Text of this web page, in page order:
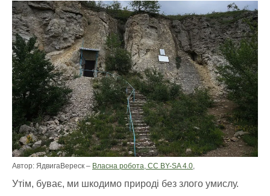
Автор: ЯдвигаВереск – Власна робота, CC BY-SA 4.0,
Утім, буває, ми шкодимо природі без злого умислу.